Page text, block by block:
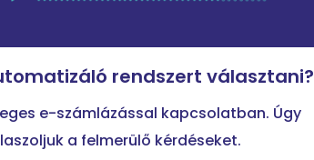
rendszert választani?
e-számlázással kapcsolatban. Úgy
a felmerülő kérdéseket.